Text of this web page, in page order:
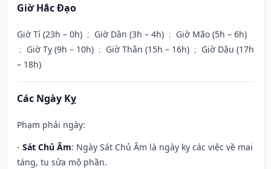
Giờ Hắc Đạo
Giờ Tí (23h – 0h) ; Giờ Dần (3h – 4h) ; Giờ Mão (5h – 6h)
; Giờ Tỵ (9h – 10h) ; Giờ Thân (15h – 16h) ; Giờ Dậu (17h
– 18h)
Các Ngày Kỵ
Phạm phải ngày:
- Sát Chủ Âm: Ngày Sát Chủ Âm là ngày kỵ các việc về mai
táng, tu sửa mộ phần.